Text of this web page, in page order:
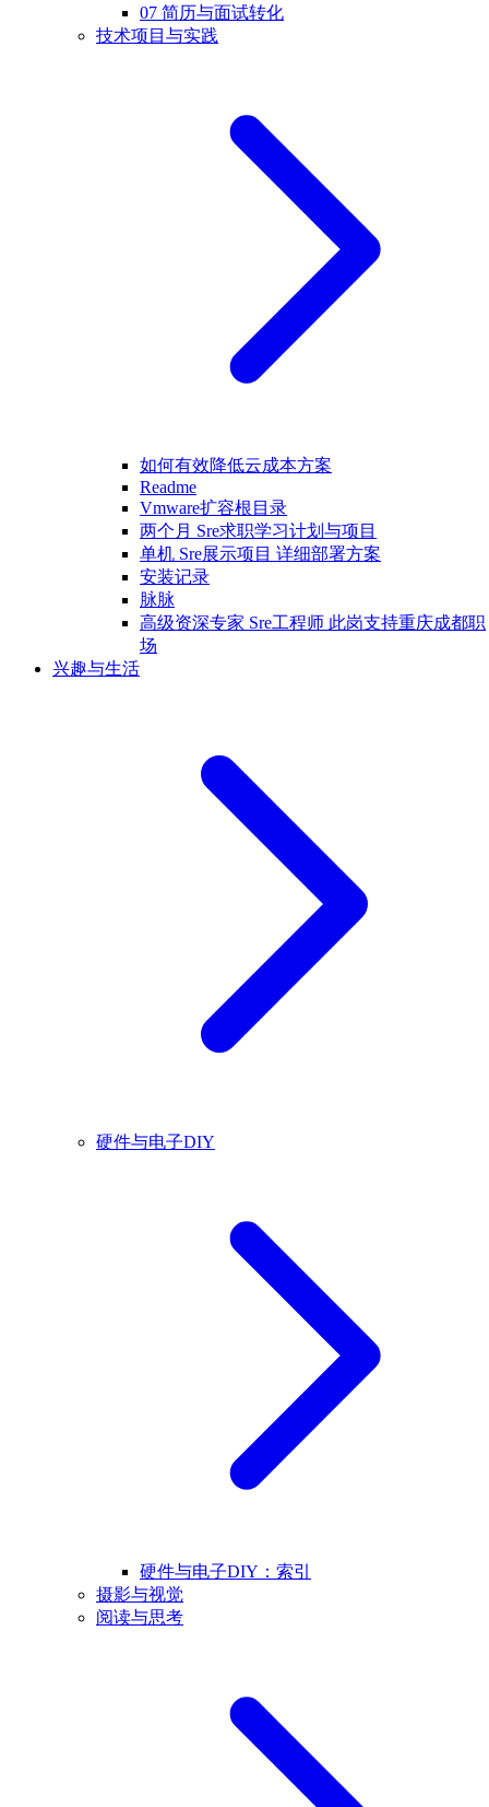
07 简历与面试转化
技术项目与实践
如何有效降低云成本方案
Readme
Vmware扩容根目录
两个月 Sre求职学习计划与项目
单机 Sre展示项目 详细部署方案
安装记录
脉脉
高级资深专家 Sre工程师 此岗支持重庆成都职
场
兴趣与生活
硬件与电子DIY
硬件与电子DIY：索引
摄影与视觉
阅读与思考